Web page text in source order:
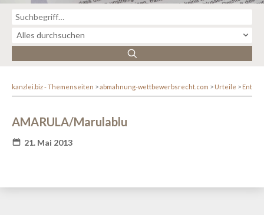
kanzlei.biz - Themenseiten abmahnung-wettbewerbsrecht.com Urteile
AMARULA/Marulablu
21. Mai 2013